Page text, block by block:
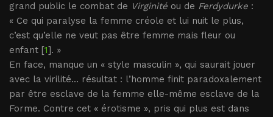
grand public le combat de Virginité ou de Ferdydurke :
« Ce qui paralyse la femme créole et lui nuit le plus,
c’est qu’elle ne veut pas être femme mais fleur ou
enfant [1]. »
En face, manque un « style masculin », qui saurait jouer
avec la virilité... résultat : l’homme finit paradoxalement
par être esclave de la femme elle-même esclave de la
Forme. Contre cet « érotisme », pris qui plus est dans